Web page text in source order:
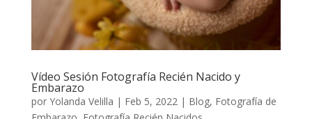
Vídeo Sesión Fotografía Recién Nacido y
Embarazo
por Yolanda Velilla | Feb 5, 2022| Blog, Fotografía de